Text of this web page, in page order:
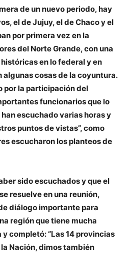
de un nuevo periodo, hay
el de Jujuy, el de Chaco y el
por primera vez en la
del Norte Grande, con una
en lo federal y en
cosas de la coyuntura.
por la participación del
funcionarios que lo
escuchado varias horas y
puntos de vistas”, como
escucharon los planteos de
sido escuchados y que el
resuelve en una reunión,
diálogo importante para
región que tiene mucha
completó: “Las 14 provincias
Nación, dimos también